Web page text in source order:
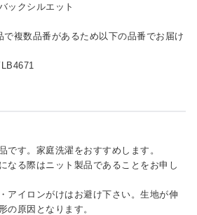
ックシルエット
複数品番があるため以下の品番でお届け
す。家庭洗濯をおすすめします。
なる際はニット製品であることをお申し
アイロンがけはお避け下さい。生地が伸
の原因となります。